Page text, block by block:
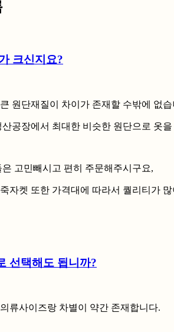
크신지요?
원단재질이 차이가 존재할 수밖에 없습
공장에서 최대한 비슷한 원단으로 옷
고민빼시고 편히 주문해주시구요,
자켓 또한 가격대에 따라서 퀄리티가
선택해도 됩니까?
류사이즈랑 차별이 약간 존재합니다.